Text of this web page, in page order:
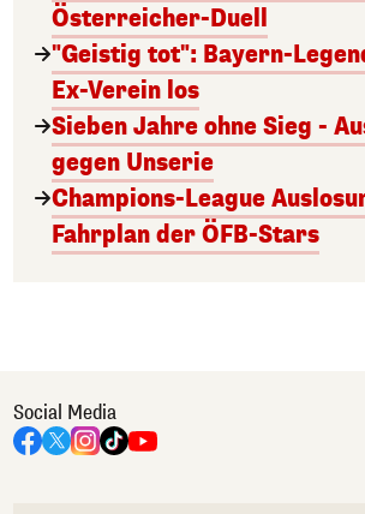
Österreicher-Duell
"Geistig tot": Bayern-
Ex-Verein los
Sieben Jahre ohne Sieg -
gegen Unserie
Champions-League
Fahrplan der ÖFB-Stars
Social Media